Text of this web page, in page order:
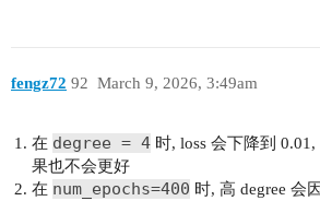
fengz72 March 9, 2026, 3:49am
92
在 degree = 4时, loss 会下降到 0.01,
果也不会更好
在 num_epochs=400 时, 高 degree 会